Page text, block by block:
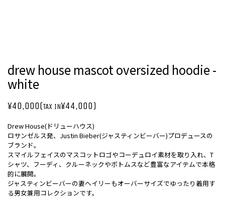
drew house mascot oversized hoodie -
white
¥40,000(TAX IN¥44,000)
Drew House(ドリューハウス)
ロサンゼルス発、Justin Bieber(ジャスティンビーバー)プロデュースの
ブランド。
スマイルフェイスのマスコットロゴやコーデュロイ素材を取り入れ、T
シャツ、フーディ、クルーネックやボトムスなど豊富なアイテムで本格
的に展開。
ジャスティンビーバーの妻ヘイリーもオーバーサイズでゆったり着用す
る男女兼用コレクションです。